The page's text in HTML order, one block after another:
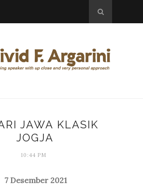
JAWA KLASIK
JOGJA
10:44 PM
7 Desember 2021